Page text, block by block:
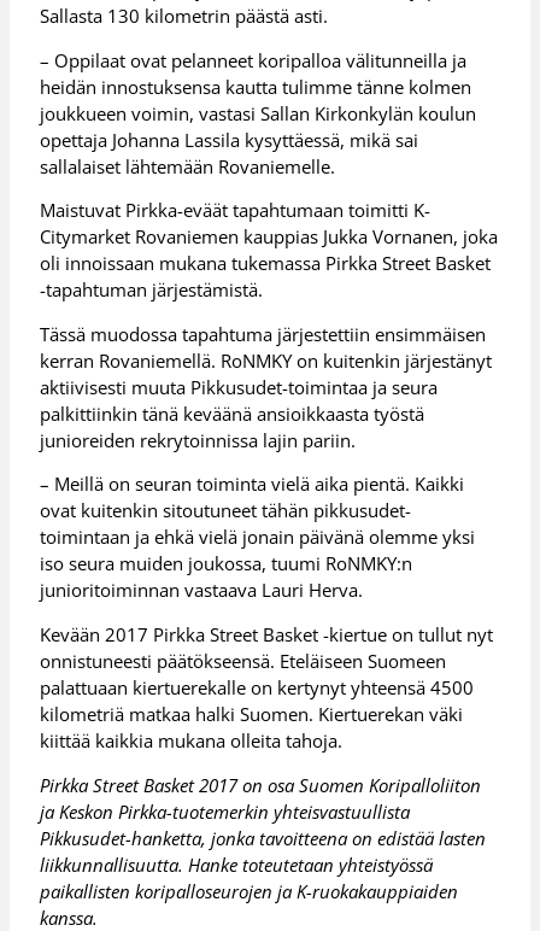
Sallasta 130 kilometrin päästä asti.
– Oppilaat ovat pelanneet koripalloa välitunneilla ja
heidän innostuksensa kautta tulimme tänne kolmen
joukkueen voimin, vastasi Sallan Kirkonkylän koulun
opettaja Johanna Lassila kysyttäessä, mikä sai
sallalaiset lähtemään Rovaniemelle.
Maistuvat Pirkka-eväät tapahtumaan toimitti K-
Citymarket Rovaniemen kauppias Jukka Vornanen, joka
oli innoissaan mukana tukemassa Pirkka Street Basket
-tapahtuman järjestämistä.
Tässä muodossa tapahtuma järjestettiin ensimmäisen
kerran Rovaniemellä. RoNMKY on kuitenkin järjestänyt
aktiivisesti muuta Pikkusudet-toimintaa ja seura
palkittiinkin tänä keväänä ansioikkaasta työstä
junioreiden rekrytoinnissa lajin pariin.
– Meillä on seuran toiminta vielä aika pientä. Kaikki
ovat kuitenkin sitoutuneet tähän pikkusudet-
toimintaan ja ehkä vielä jonain päivänä olemme yksi
iso seura muiden joukossa, tuumi RoNMKY:n
junioritoiminnan vastaava Lauri Herva.
Kevään 2017 Pirkka Street Basket -kiertue on tullut nyt
onnistuneesti päätökseensä. Eteläiseen Suomeen
palattuaan kiertuerekalle on kertynyt yhteensä 4500
kilometriä matkaa halki Suomen. Kiertuerekan väki
kiittää kaikkia mukana olleita tahoja.
Pirkka Street Basket 2017 on osa Suomen Koripalloliiton
ja Keskon Pirkka-tuotemerkin yhteisvastuullista
Pikkusudet-hanketta, jonka tavoitteena on edistää lasten
liikkunnallisuutta. Hanke toteutetaan yhteistyössä
paikallisten koripalloseurojen ja K-ruokakauppiaiden
kanssa.